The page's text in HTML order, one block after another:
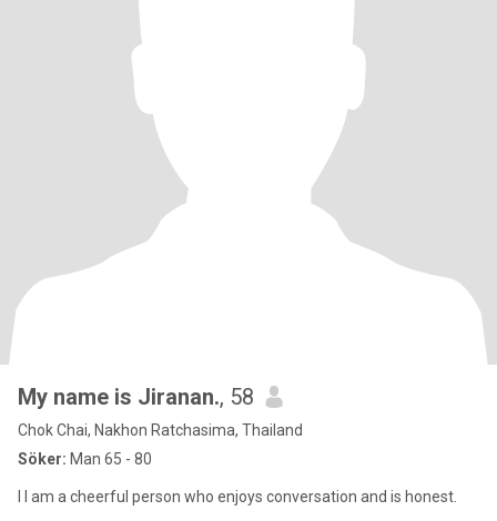
My name is Jiranan., 58
Chok Chai, Nakhon Ratchasima, Thailand
Söker: Man 65 - 80
I I am a cheerful person who enjoys conversation and is honest.